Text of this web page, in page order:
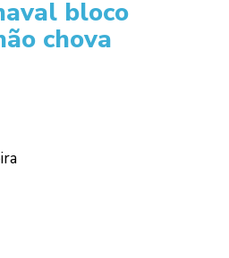
bloco
chova